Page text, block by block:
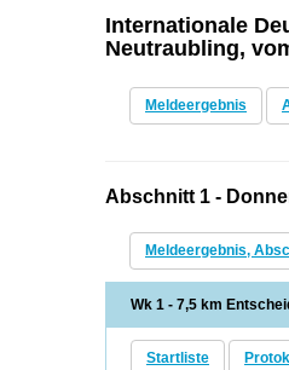
Internationale
Neutraubling,
Meldeergebnis
Abschnitt 1 -
Meldeergebnis,
Wk 1 - 7,5 km
Startliste